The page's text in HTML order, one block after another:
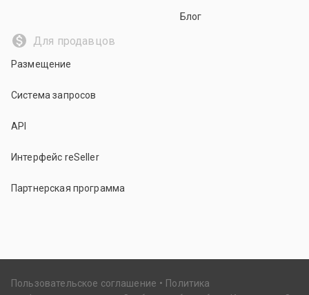
Блог
Для продавцов
Размещение
Система запросов
API
Интерфейс reSeller
Партнерская программа
Пользовательское соглашение
Политика